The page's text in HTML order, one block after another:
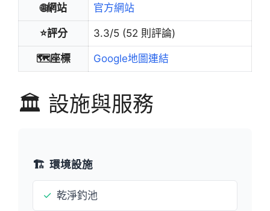
🌐網站 官方網站
⭐評分 3.3/5 (52 則評論)
🗺️座標 Google地圖連結
🏛️ 設施與服務
🏗️ 環境設施
✓ 乾淨釣池